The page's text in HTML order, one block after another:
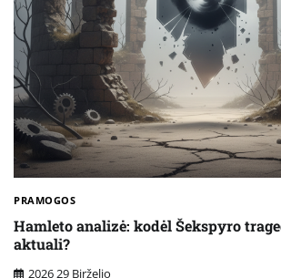
PRAMOGOS
Hamleto analizė: kodėl Šekspyro
aktuali?
2026 29 Birželio